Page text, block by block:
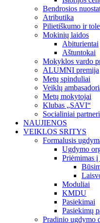
Bendrosios
Atributika
Pilietiškumo ir
Mokinių laidos
Abiturientai
Aštuntokai
Mokyklos vardo
ALUMNI premija
Metų spinduliai
Veiklų
Metų mokytojai
Klubas „SAVI“
Socialiniai
NAUJIENOS
VEIKLOS SRITYS
Formalusis
Ugdymo
Priėmimas
Moduliai
KMDU
Pasiekimai
Pasiekimų
Pradinio ugdymo